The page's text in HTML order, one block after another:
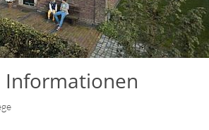
Informationen